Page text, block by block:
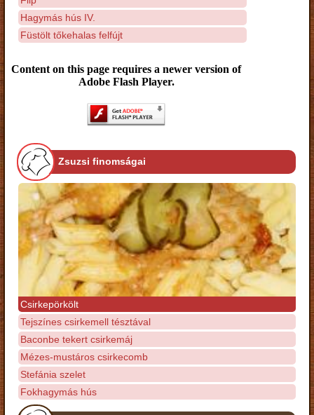
Hagymás hús IV.
Füstölt tőkehalas felfújt
Content on this page requires a newer version of
Adobe Flash Player.
Zsuzsi finomságai
Csirkepörkölt
Tejszínes csirkemell tésztával
Baconbe tekert csirkemáj
Mézes-mustáros csirkecomb
Stefánia szelet
Fokhagymás hús